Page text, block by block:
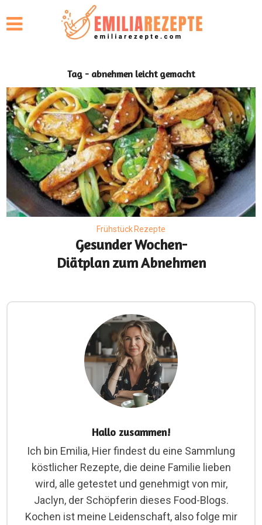
Tag - abnehmen leicht gemacht
Frühstück Rezepte
Gesunder Wochen-
Diätplan zum Abnehmen
Hallo zusammen!
Ich bin Emilia, Hier findest du eine Sammlung
köstlicher Rezepte, die deine Familie lieben
wird, alle getestet und genehmigt von mir,
Jaclyn, der Schöpferin dieses Food-Blogs.
Kochen ist meine Leidenschaft, also folge mir